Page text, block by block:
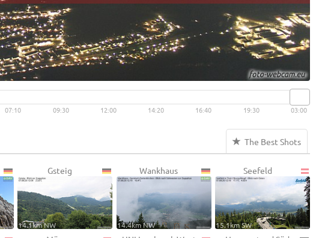
View
07:10 09:30 12:00 14:20 16:40 19:30 03:00
The Best Shots
Gsteig
14.1km NW
Wankhaus
14.4km NW
Seefeld
15.1km SW